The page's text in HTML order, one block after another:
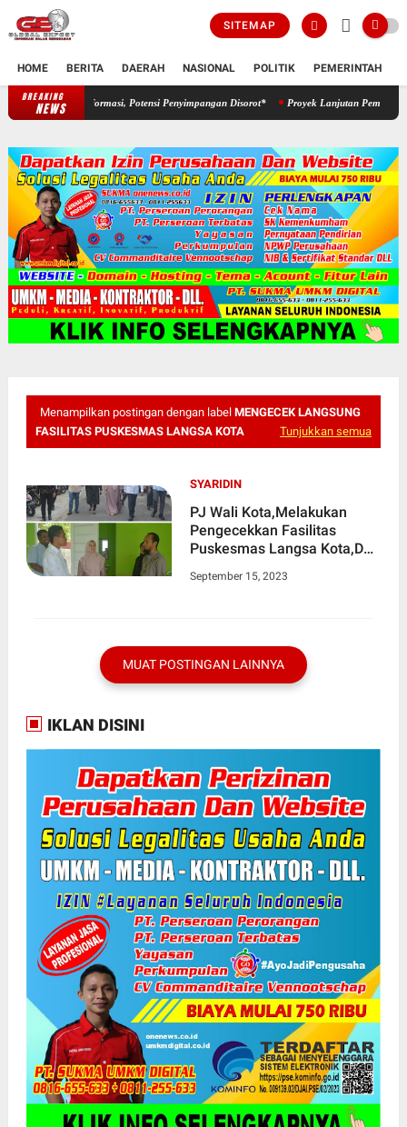
SITEMAP
HOME BERITA DAERAH NASIONAL POLITIK PEMERINTAH
BREAKING
NEWS *Proyek Aspirasi Dewan Diduga Abaikan Keterbukaan Informasi,
Menampilkan postingan dengan label MENGECEK LANGSUNG
FASILITAS PUSKESMAS LANGSA KOTA
Tunjukkan semua
SYARIDIN
PJ Wali Kota,Melakukan
Pengecekkan Fasilitas
Puskesmas Langsa Kota,Dan
September 15, 2023
MUAT POSTINGAN LAINNYA
IKLAN DISINI